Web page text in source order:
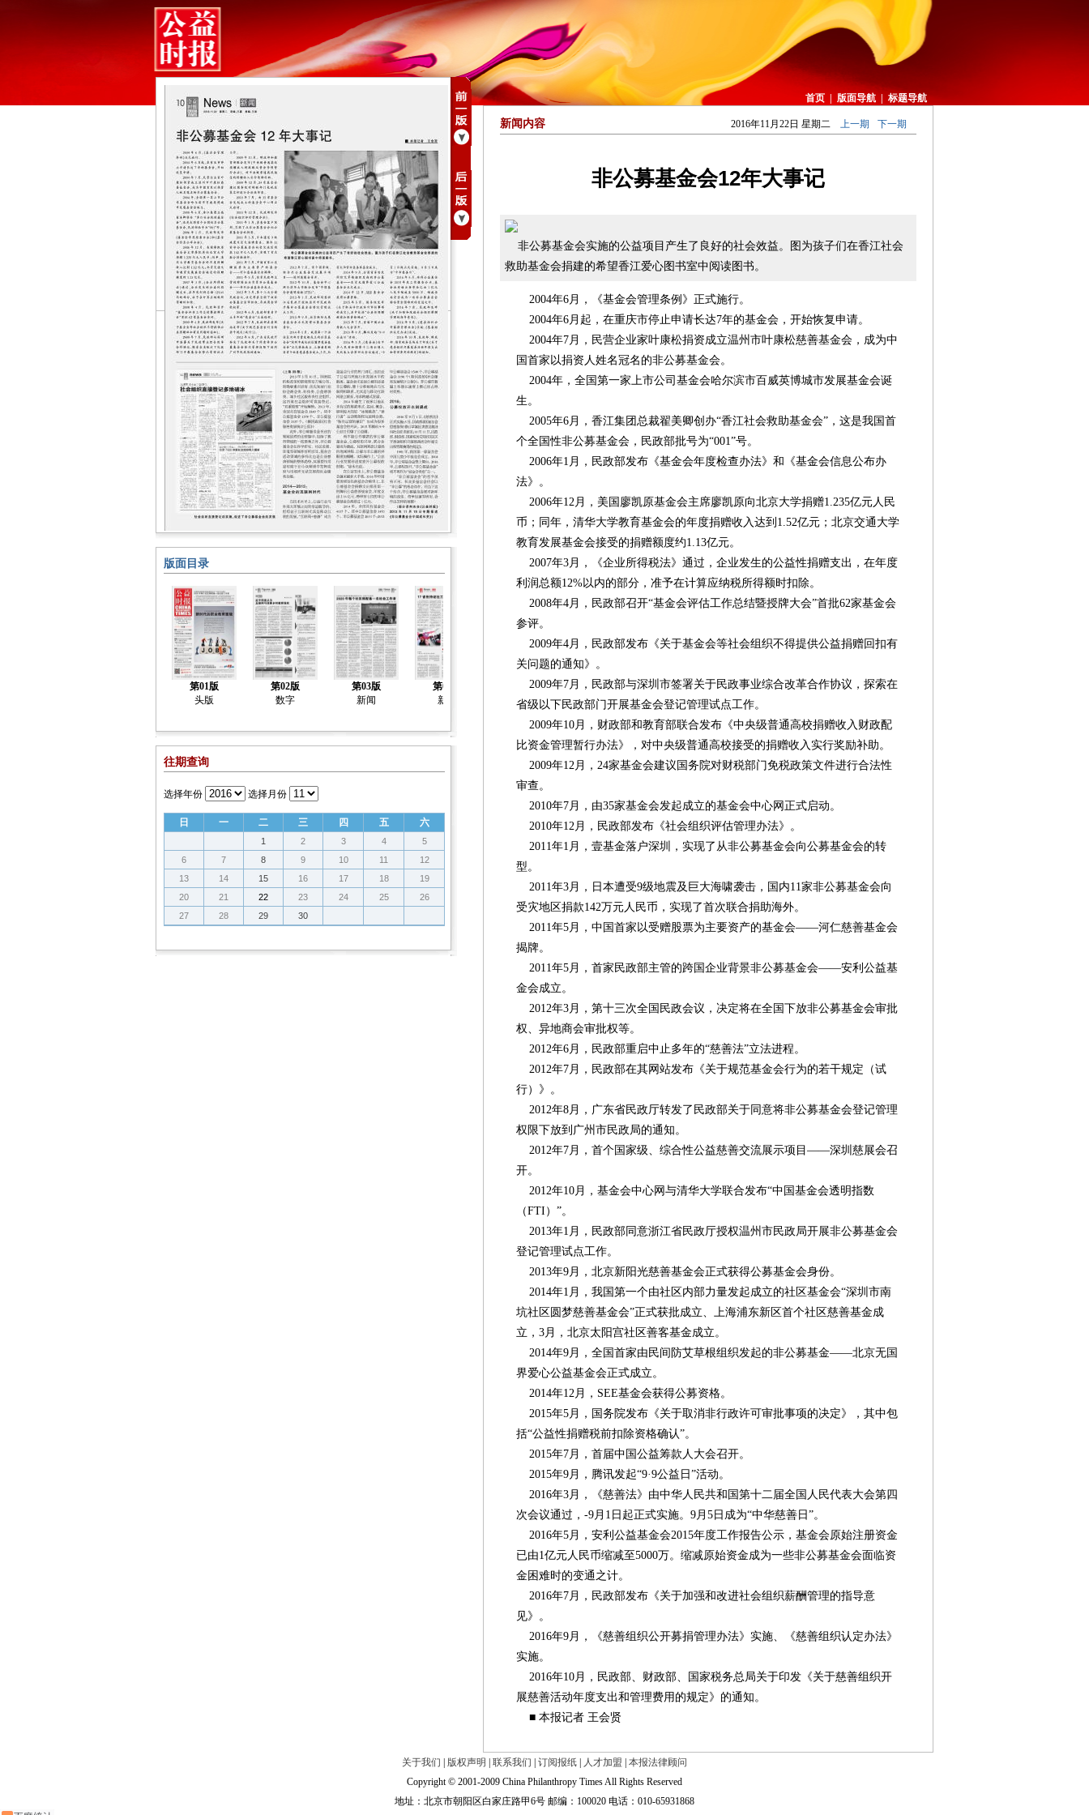
首页 版面导航 标题导航
版面目录
第01版
头版
第02版
数字
第03版
新闻
第04版
新闻
第05版
新闻
第06版
新闻
第07版
新闻
第08版
封面报道
第09版
往期查询
选择年份 选择月份
日 一 二 三 四 五 六
1 2 3 4
5
6
7 8 9 10 11
12
13
14 15 16 17 18
19
20
21 22 23 24 25
26
27
28 29 30
新闻内容 2016年11月22日 星期二 上一期 下一期
非公募基金会12年大事记
非公募基金会实施的公益项目产生了良好的社会效益。图为孩子们在香江社会
救助基金会捐建的希望香江爱心图书室中阅读图书。
2004年6月，《基金会管理条例》正式施行。
2004年6月起，在重庆市停止申请长达7年的基金会，开始恢复申请。
2004年7月，民营企业家叶康松捐资成立温州市叶康松慈善基金会，成为中
国首家以捐资人姓名冠名的非公募基金会。
2004年，全国第一家上市公司基金会哈尔滨市百威英博城市发展基金会诞
生。
2005年6月，香江集团总裁翟美卿创办“香江社会救助基金会”，这是我国首
个全国性非公募基金会，民政部批号为“001”号。
2006年1月，民政部发布《基金会年度检查办法》和《基金会信息公布办
法》。
2006年12月，美国廖凯原基金会主席廖凯原向北京大学捐赠1.235亿元人民
币；同年，清华大学教育基金会的年度捐赠收入达到1.52亿元；北京交通大学
教育发展基金会接受的捐赠额度约1.13亿元。
2007年3月，《企业所得税法》通过，企业发生的公益性捐赠支出，在年度
利润总额12%以内的部分，准予在计算应纳税所得额时扣除。
2008年4月，民政部召开“基金会评估工作总结暨授牌大会”首批62家基金会
参评。
2009年4月，民政部发布《关于基金会等社会组织不得提供公益捐赠回扣有
关问题的通知》。
2009年7月，民政部与深圳市签署关于民政事业综合改革合作协议，探索在
省级以下民政部门开展基金会登记管理试点工作。
2009年10月，财政部和教育部联合发布《中央级普通高校捐赠收入财政配
比资金管理暂行办法》，对中央级普通高校接受的捐赠收入实行奖励补助。
2009年12月，24家基金会建议国务院对财税部门免税政策文件进行合法性
审查。
2010年7月，由35家基金会发起成立的基金会中心网正式启动。
2010年12月，民政部发布《社会组织评估管理办法》。
2011年1月，壹基金落户深圳，实现了从非公募基金会向公募基金会的转
型。
2011年3月，日本遭受9级地震及巨大海啸袭击，国内11家非公募基金会向
受灾地区捐款142万元人民币，实现了首次联合捐助海外。
2011年5月，中国首家以受赠股票为主要资产的基金会——河仁慈善基金会
揭牌。
2011年5月，首家民政部主管的跨国企业背景非公募基金会——安利公益基
金会成立。
2012年3月，第十三次全国民政会议，决定将在全国下放非公募基金会审批
权、异地商会审批权等。
2012年6月，民政部重启中止多年的“慈善法”立法进程。
2012年7月，民政部在其网站发布《关于规范基金会行为的若干规定（试
行）》。
2012年8月，广东省民政厅转发了民政部关于同意将非公募基金会登记管理
权限下放到广州市民政局的通知。
2012年7月，首个国家级、综合性公益慈善交流展示项目——深圳慈展会召
开。
2012年10月，基金会中心网与清华大学联合发布“中国基金会透明指数
（FTI）”。
2013年1月，民政部同意浙江省民政厅授权温州市民政局开展非公募基金会
登记管理试点工作。
2013年9月，北京新阳光慈善基金会正式获得公募基金会身份。
2014年1月，我国第一个由社区内部力量发起成立的社区基金会“深圳市南
坑社区圆梦慈善基金会”正式获批成立、上海浦东新区首个社区慈善基金成
立，3月，北京太阳宫社区善客基金成立。
2014年9月，全国首家由民间防艾草根组织发起的非公募基金——北京无国
界爱心公益基金会正式成立。
2014年12月，SEE基金会获得公募资格。
2015年5月，国务院发布《关于取消非行政许可审批事项的决定》，其中包
括“公益性捐赠税前扣除资格确认”。
2015年7月，首届中国公益筹款人大会召开。
2015年9月，腾讯发起“9·9公益日”活动。
2016年3月，《慈善法》由中华人民共和国第十二届全国人民代表大会第四
次会议通过，-9月1日起正式实施。9月5日成为“中华慈善日”。
2016年5月，安利公益基金会2015年度工作报告公示，基金会原始注册资金
已由1亿元人民币缩减至5000万。缩减原始资金成为一些非公募基金会面临资
金困难时的变通之计。
2016年7月，民政部发布《关于加强和改进社会组织薪酬管理的指导意
见》。
2016年9月，《慈善组织公开募捐管理办法》实施、《慈善组织认定办法》
实施。
2016年10月，民政部、财政部、国家税务总局关于印发《关于慈善组织开
展慈善活动年度支出和管理费用的规定》的通知。
■ 本报记者 王会贤
关于我们 版权声明 联系我们 订阅报纸 人才加盟
本报法律顾问
Copyright © 2001-2009 China Philanthropy Times All Rights Reserved
地址：北京市朝阳区白家庄路甲6号 邮编：100020 电话：010-65931868